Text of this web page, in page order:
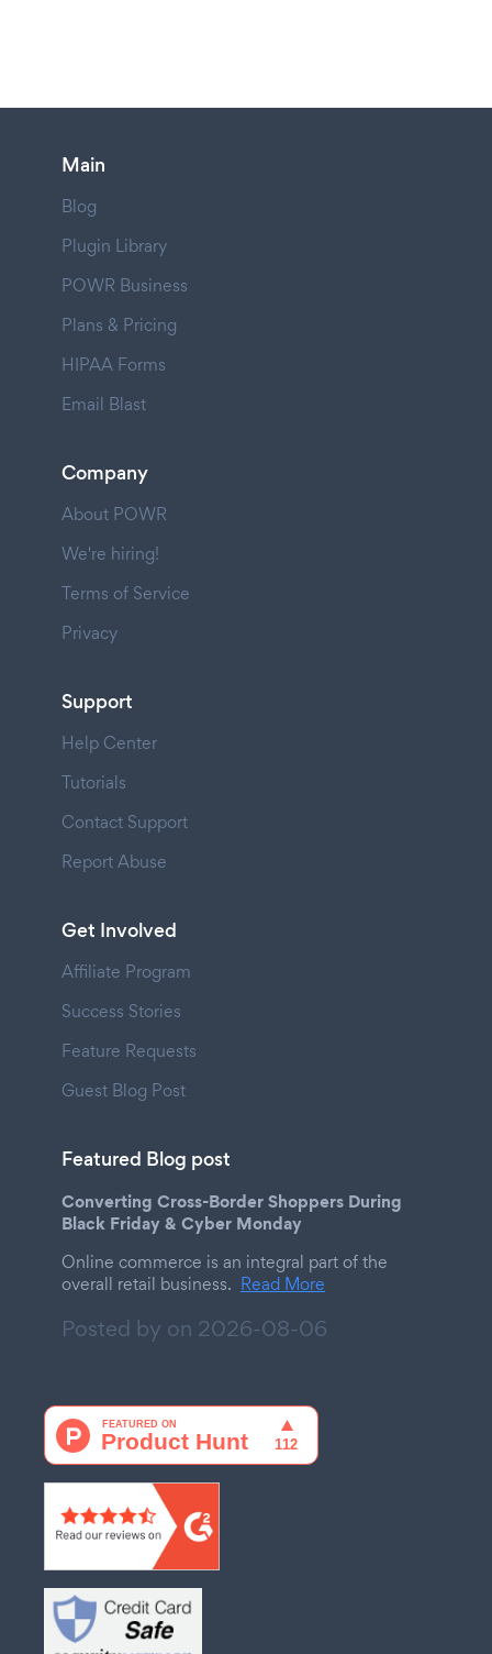
Main
Blog
Plugin Library
POWR Business
Plans & Pricing
HIPAA Forms
Email Blast
Company
About POWR
We're hiring!
Terms of Service
Privacy
Support
Help Center
Tutorials
Contact Support
Report Abuse
Get Involved
Affiliate Program
Success Stories
Feature Requests
Guest Blog Post
Featured Blog post
Converting Cross-Border Shoppers During
Black Friday & Cyber Monday
Online commerce is an integral part of the
overall retail business. Read More
Posted by on 2026-08-06